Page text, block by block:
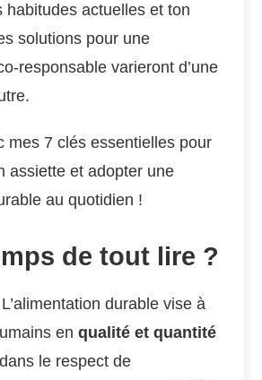
habitudes actuelles et ton
solutions pour une
responsable varieront d’une
mes 7 clés essentielles pour
assiette et adopter une
au quotidien !
de tout lire ?
durable vise à
en qualité et quantité
le respect de